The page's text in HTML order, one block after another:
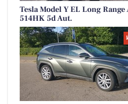
Tesla Model Y EL Long Range
514HK 5d Aut.